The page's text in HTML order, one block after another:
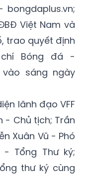
Việt Nam và
trao quyết định
Bóng đá -
sáng ngày
lãnh đạo VFF
- Chủ tịch; Trần
Xuân Vũ - Phó
- Tổng Thư ký;
thư ký cùng